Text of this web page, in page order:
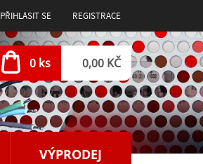
PŘIHLÁSIT SE REGISTRACE
0 ks 0,00 KČ
VÝPRODEJ